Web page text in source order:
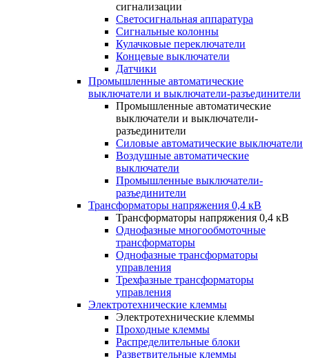
сигнализации
Светосигнальная аппаратура
Сигнальные колонны
Кулачковые переключатели
Концевые выключатели
Датчики
Промышленные автоматические
выключатели и выключатели-разъединители
Промышленные автоматические
выключатели и выключатели-
разъединители
Силовые автоматические выключатели
Воздушные автоматические
выключатели
Промышленные выключатели-
разъединители
Трансформаторы напряжения 0,4 кВ
Трансформаторы напряжения 0,4 кВ
Однофазные многообмоточные
трансформаторы
Однофазные трансформаторы
управления
Трехфазные трансформаторы
управления
Электротехнические клеммы
Электротехнические клеммы
Проходные клеммы
Распределительные блоки
Разветвительные клеммы